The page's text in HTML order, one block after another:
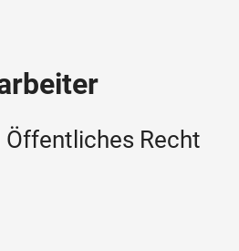
Recht